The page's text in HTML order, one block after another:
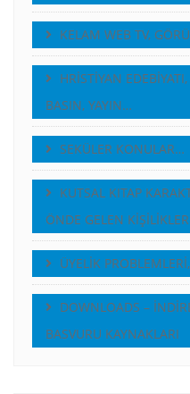
KELAM WEB TV,
HRİSTİYAN
BASIN, YAYIN…
SEKÜLER KONULAR…
KUTSAL KITAP
ÖNDE GELEN
ÜYELİK
DOWNLOADS –
BASVURU KAYNAKLARI